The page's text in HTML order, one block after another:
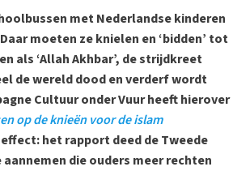
met Nederlandse kinderen
moeten ze knielen en ‘bidden’ tot
als ‘Allah Akhbar’, de strijdkreet
de wereld dood en verderf wordt
Cultuur onder Vuur heeft hierover
op de knieën voor de islam
het rapport deed de Tweede
die ouders meer rechten